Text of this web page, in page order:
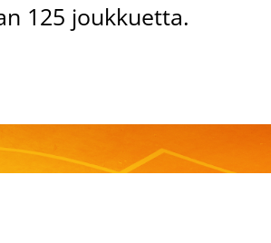
125 joukkuetta.